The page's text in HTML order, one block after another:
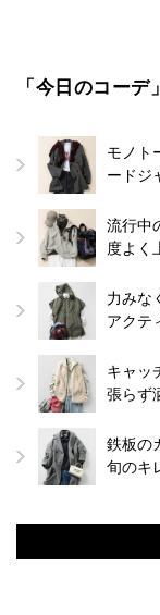
「今日のコー
モノト
ードジ
流行中
度よく
力みな
アクテ
キャッ
張らず
鉄板の
旬のキ